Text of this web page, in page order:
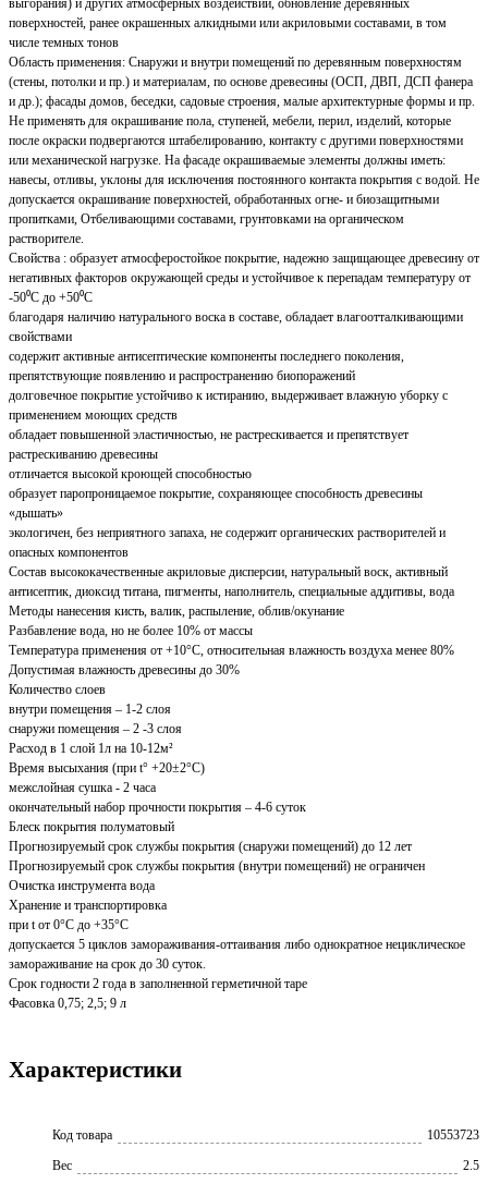
поверхностей, ранее окрашенных алкидными или акриловыми составами, в том
числе темных тонов
Область применения: Снаружи и внутри помещений по деревянным поверхностям
(стены, потолки и пр.) и материалам, по основе древесины (ОСП, ДВП, ДСП фанера
и др.); фасады домов, беседки, садовые строения, малые архитектурные формы и пр.
Не применять для окрашивание пола, ступеней, мебели, перил, изделий, которые
после окраски подвергаются штабелированию, контакту с другими поверхностями
или механической нагрузке. На фасаде окрашиваемые элементы должны иметь:
навесы, отливы, уклоны для исключения постоянного контакта покрытия с водой. Не
допускается окрашивание поверхностей, обработанных огне- и биозащитными
пропитками, Отбеливающими составами, грунтовками на органическом
растворителе.
Свойства : образует атмосферостойкое покрытие, надежно защищающее древесину от
негативных факторов окружающей среды и устойчивое к перепадам температуру от
-50⁰С до +50⁰С
благодаря наличию натурального воска в составе, обладает влагоотталкивающими
свойствами
содержит активные антисептические компоненты последнего поколения,
препятствующие появлению и распространению биопоражений
долговечное покрытие устойчиво к истиранию, выдерживает влажную уборку с
применением моющих средств
обладает повышенной эластичностью, не растрескивается и препятствует
растрескиванию древесины
отличается высокой кроющей способностью
образует паропроницаемое покрытие, сохраняющее способность древесины
«дышать»
экологичен, без неприятного запаха, не содержит органических растворителей и
опасных компонентов
Состав высококачественные акриловые дисперсии, натуральный воск, активный
антисептик, диоксид титана, пигменты, наполнитель, специальные аддитивы, вода
Методы нанесения кисть, валик, распыление, облив/окунание
Разбавление вода, но не более 10% от массы
Температура применения от +10°С, относительная влажность воздуха менее 80%
Допустимая влажность древесины до 30%
Количество слоев
внутри помещения – 1-2 слоя
снаружи помещения – 2 -3 слоя
Расход в 1 слой 1л на 10-12м²
Время высыхания (при t° +20±2°C)
межслойная сушка - 2 часа
окончательный набор прочности покрытия – 4-6 суток
Блеск покрытия полуматовый
Прогнозируемый срок службы покрытия (снаружи помещений) до 12 лет
Прогнозируемый срок службы покрытия (внутри помещений) не ограничен
Очистка инструмента вода
Хранение и транспортировка
при t от 0°С до +35°С
допускается 5 циклов замораживания-оттаивания либо однократное нециклическое
замораживание на срок до 30 суток.
Срок годности 2 года в заполненной герметичной таре
Фасовка 0,75; 2,5; 9 л
Характеристики
Код товара
10553723
Вес
2.5